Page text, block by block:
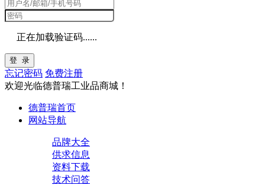
正在加载验证码......
登 录
忘记密码 免费注册
欢迎光临德普瑞工业品商城！
德普瑞首页
网站导航
品牌大全
供求信息
资料下载
技术问答